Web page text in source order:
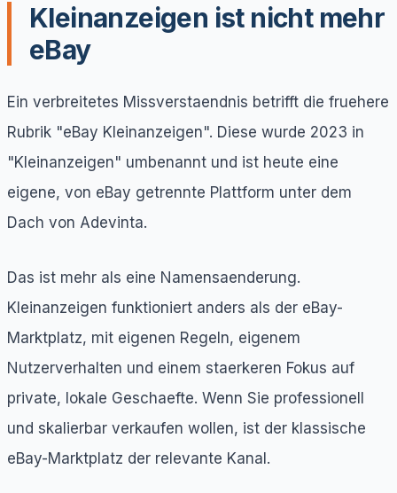
Kleinanzeigen ist nicht mehr
eBay
Ein verbreitetes Missverstaendnis betrifft die fruehere
Rubrik "eBay Kleinanzeigen". Diese wurde 2023 in
"Kleinanzeigen" umbenannt und ist heute eine
eigene, von eBay getrennte Plattform unter dem
Dach von Adevinta.
Das ist mehr als eine Namensaenderung.
Kleinanzeigen funktioniert anders als der eBay-
Marktplatz, mit eigenen Regeln, eigenem
Nutzerverhalten und einem staerkeren Fokus auf
private, lokale Geschaefte. Wenn Sie professionell
und skalierbar verkaufen wollen, ist der klassische
eBay-Marktplatz der relevante Kanal.